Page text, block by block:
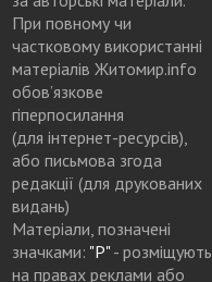
При повному чи
частковому використанні
матеріалів Житомир.info
обов’язкове
гіперпосилання
(для інтернет-ресурсів),
або письмова згода
редакції (для друкованих
видань)
Матеріали, позначені
значками: "Р"- розміщують
на правах реклами або